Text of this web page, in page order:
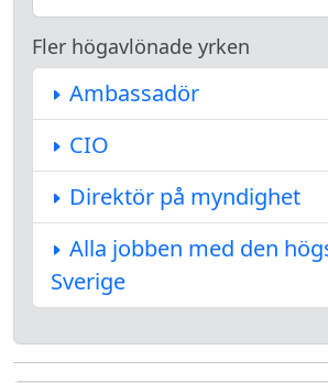
Fler högavlönade yrken
Ambassadör
CIO
Direktör på myndighet
Alla jobben med den
Sverige